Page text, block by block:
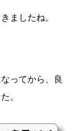
ましたね。
ってから、良
。